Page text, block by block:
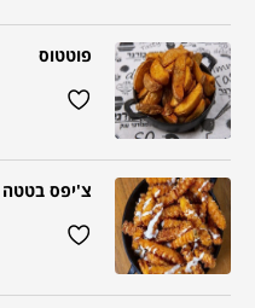
פוטטוס
צ'יפס בטטה